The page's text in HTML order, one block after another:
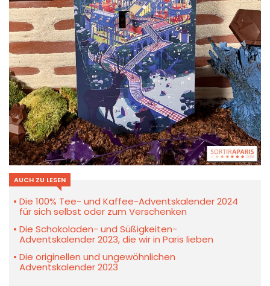
AUCH ZU LESEN
Die 100% Tee- und Kaffee-Adventskalender 2024
für sich selbst oder zum Verschenken
Die Schokoladen- und Süßigkeiten-
Adventskalender 2023, die wir in Paris lieben
Die originellen und ungewöhnlichen
Adventskalender 2023